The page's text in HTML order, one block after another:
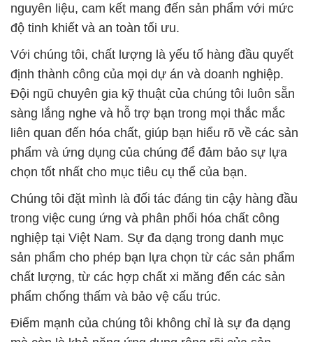
Đội ngũ chuyên gia kỹ thuật của chúng tôi luôn sẵn
sàng lắng nghe và hỗ trợ bạn trong mọi thắc mắc
liên quan đến hóa chất, giúp bạn hiểu rõ về các sản
phẩm và ứng dụng của chúng để đảm bảo sự lựa
chọn tốt nhất cho mục tiêu cụ thể của bạn.
Chúng tôi đặt mình là đối tác đáng tin cậy hàng đầu
trong việc cung ứng và phân phối hóa chất công
nghiệp tại Việt Nam. Sự đa dạng trong danh mục
sản phẩm cho phép bạn lựa chọn từ các sản phẩm
chất lượng, từ các hợp chất xi măng đến các sản
phẩm chống thấm và bảo vệ cấu trúc.
Điểm mạnh của chúng tôi không chỉ là sự đa dạng
mà còn là khả năng ứng dụng rộng rãi của sản
phẩm. Chúng tôi không ngừng cải tiến để đảm bảo
tính hiệu quả và an toàn tối đa, mang lại giá trị tốt
nhất cho khách hàng và duy trì uy tín trong ngành
công nghiệp hóa chất.